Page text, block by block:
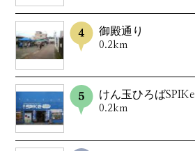
御殿通り
0.2km
けん玉ひろばSPIKe
0.2km